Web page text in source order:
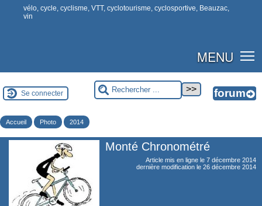
vélo, cycle, cyclisme, VTT, cyclotourisme, cyclosportive, Beauzac,
vin
MENU
Se connecter
Accueil Photo 2014
Monté Chronométré
Article mis en ligne le 7 décembre 2014
dernière modification le 26 décembre 2014